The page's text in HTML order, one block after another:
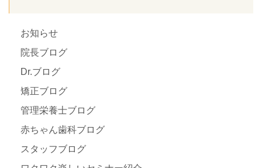
お知らせ
院長ブログ
Dr.ブログ
矯正ブログ
管理栄養士ブログ
赤ちゃん歯科ブログ
スタッフブログ